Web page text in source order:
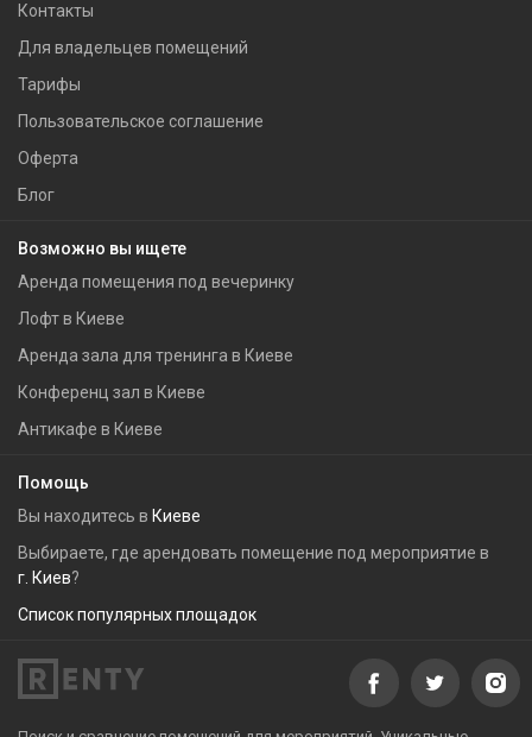
Контакты
Для владельцев помещений
Тарифы
Пользовательское соглашение
Оферта
Блог
Возможно вы ищете
Аренда помещения под вечеринку
Лофт в Киеве
Аренда зала для тренинга в Киеве
Конференц зал в Киеве
Антикафе в Киеве
Помощь
Вы находитесь в Киеве
Выбираете, где арендовать помещение под мероприятие в
г. Киев?
Список популярных площадок